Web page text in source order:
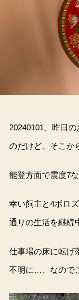
20240101、昨日
のだけど、そこか
能登方面で震度7
幸い飼主と4ボロ
通りの生活を継続
仕事場の床に転げ
不明に…、なので